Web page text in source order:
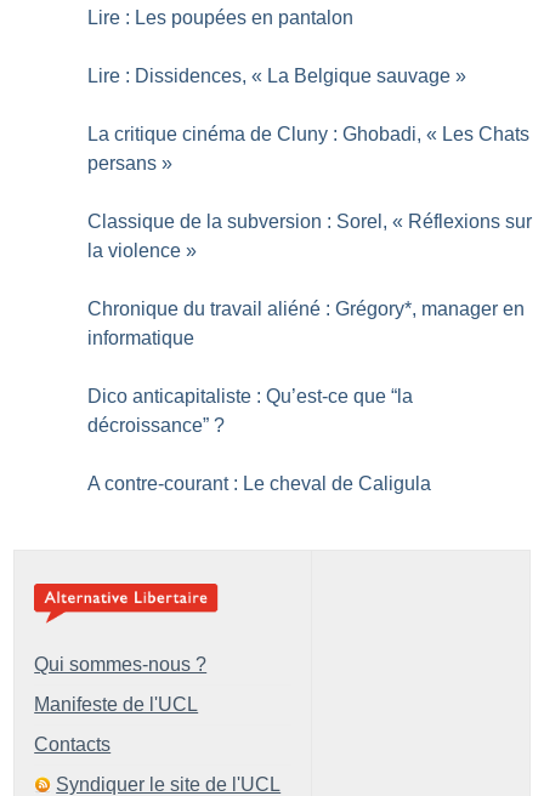
Lire : Les poupées en pantalon
Lire : Dissidences, « La Belgique sauvage »
La critique cinéma de Cluny : Ghobadi, « Les Chats
persans »
Classique de la subversion : Sorel, « Réflexions sur
la violence »
Chronique du travail aliéné : Grégory*, manager en
informatique
Dico anticapitaliste : Qu’est-ce que “la
décroissance” ?
A contre-courant : Le cheval de Caligula
Qui sommes-nous ?
Manifeste de l'UCL
Contacts
Syndiquer le site de l'UCL